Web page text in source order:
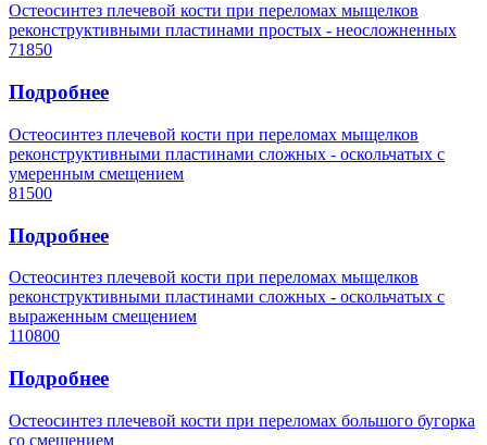
Остеосинтез плечевой кости при переломах мыщелков
реконструктивными пластинами простых - неосложненных
71850
Подробнее
Остеосинтез плечевой кости при переломах мыщелков
реконструктивными пластинами сложных - оскольчатых с
умеренным смещением
81500
Подробнее
Остеосинтез плечевой кости при переломах мыщелков
реконструктивными пластинами сложных - оскольчатых с
выраженным смещением
110800
Подробнее
Остеосинтез плечевой кости при переломах большого бугорка
со смещением